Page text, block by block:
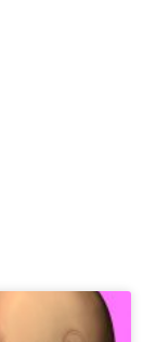
SeiteSeiteSeite
Seite SeiteSeite
Seite Seite